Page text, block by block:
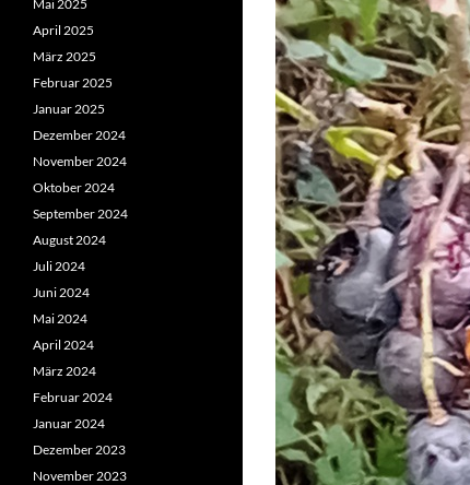
Mai 2025
April 2025
März 2025
Februar 2025
Januar 2025
Dezember 2024
November 2024
Oktober 2024
September 2024
August 2024
Juli 2024
Juni 2024
Mai 2024
April 2024
März 2024
Februar 2024
Januar 2024
Dezember 2023
November 2023